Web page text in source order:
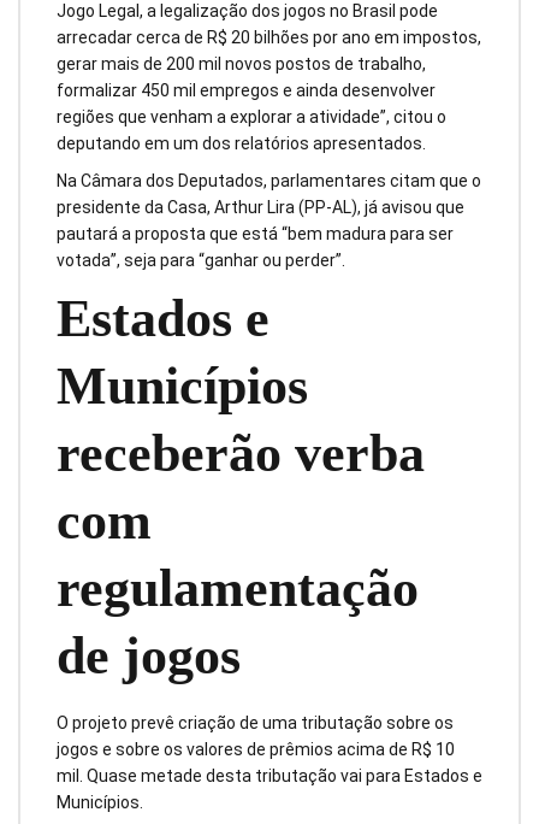
Jogo Legal, a legalização dos jogos no Brasil pode
arrecadar cerca de R$ 20 bilhões por ano em impostos,
gerar mais de 200 mil novos postos de trabalho,
formalizar 450 mil empregos e ainda desenvolver
regiões que venham a explorar a atividade”, citou o
deputando em um dos relatórios apresentados.
Na Câmara dos Deputados, parlamentares citam que o
presidente da Casa, Arthur Lira (PP-AL), já avisou que
pautará a proposta que está “bem madura para ser
votada”, seja para “ganhar ou perder”.
Estados e
Municípios
receberão verba
com
regulamentação
de jogos
O projeto prevê criação de uma tributação sobre os
jogos e sobre os valores de prêmios acima de R$ 10
mil. Quase metade desta tributação vai para Estados e
Municípios.